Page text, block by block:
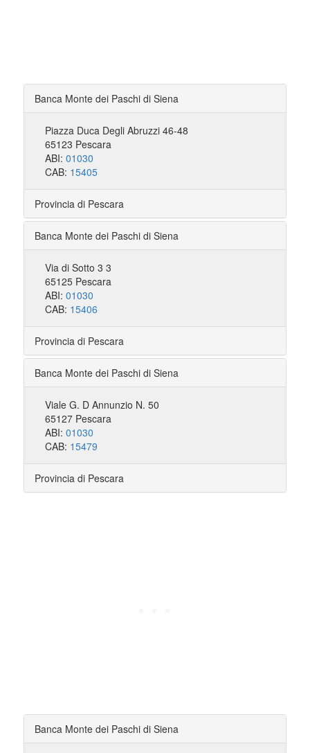
Banca Monte dei Paschi di Siena
Piazza Duca Degli Abruzzi 46-48
65123 Pescara
ABI: 01030
CAB: 15405
Provincia di Pescara
Banca Monte dei Paschi di Siena
Via di Sotto 3 3
65125 Pescara
ABI: 01030
CAB: 15406
Provincia di Pescara
Banca Monte dei Paschi di Siena
Viale G. D Annunzio N. 50
65127 Pescara
ABI: 01030
CAB: 15479
Provincia di Pescara
Banca Monte dei Paschi di Siena